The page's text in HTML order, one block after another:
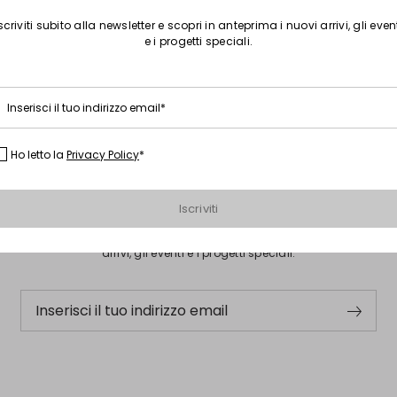
Iscriviti alla nostra Newsletter
arrivi, gli eventi e i progetti speciali.
Inserisci il tuo indirizzo email
subito alla newsletter e scopri in anteprima i nuovi arrivi, gli
e i progetti speciali.
Inserisci il tuo indirizzo email*
Ho letto la Privacy Policy*
Iscriviti